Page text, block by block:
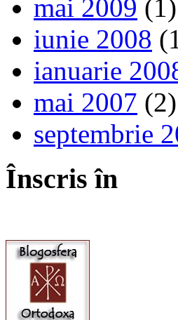
mai 2009 (1)
iunie 2008
ianuarie
mai 2007 (2)
septembrie
Înscris în